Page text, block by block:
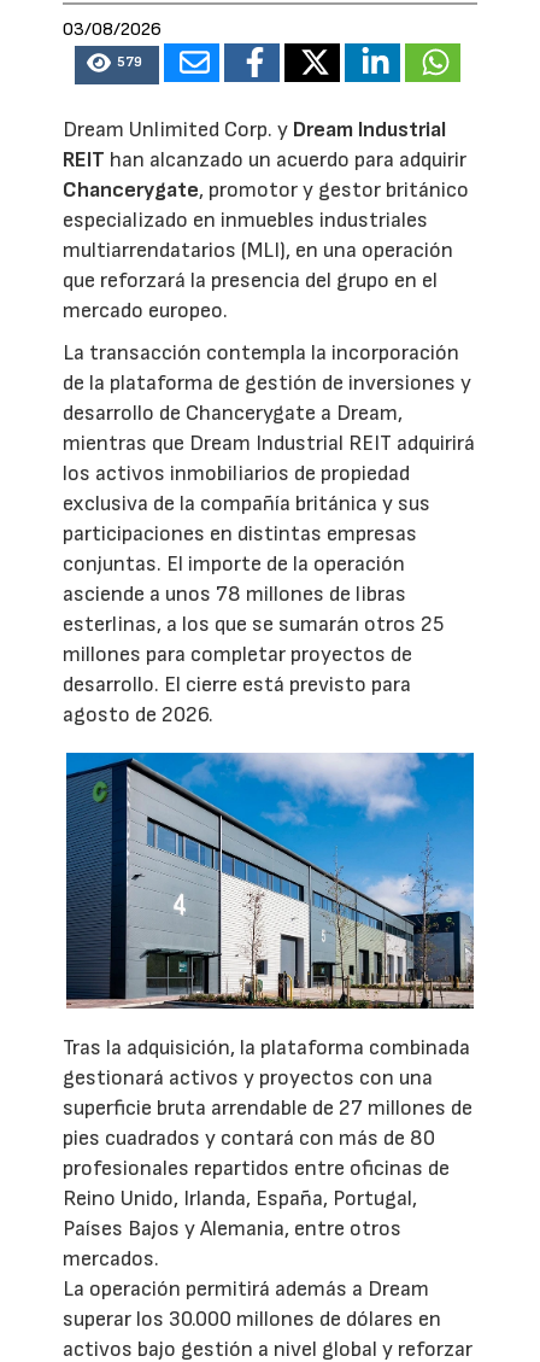
03/08/2026
579
Dream Unlimited Corp. y Dream Industrial
REIT han alcanzado un acuerdo para adquirir
Chancerygate, promotor y gestor británico
especializado en inmuebles industriales
multiarrendatarios (MLI), en una operación
que reforzará la presencia del grupo en el
mercado europeo.
La transacción contempla la incorporación
de la plataforma de gestión de inversiones y
desarrollo de Chancerygate a Dream,
mientras que Dream Industrial REIT adquirirá
los activos inmobiliarios de propiedad
exclusiva de la compañía británica y sus
participaciones en distintas empresas
conjuntas. El importe de la operación
asciende a unos 78 millones de libras
esterlinas, a los que se sumarán otros 25
millones para completar proyectos de
desarrollo. El cierre está previsto para
agosto de 2026.
Tras la adquisición, la plataforma combinada
gestionará activos y proyectos con una
superficie bruta arrendable de 27 millones de
pies cuadrados y contará con más de 80
profesionales repartidos entre oficinas de
Reino Unido, Irlanda, España, Portugal,
Países Bajos y Alemania, entre otros
mercados.
La operación permitirá además a Dream
superar los 30.000 millones de dólares en
activos bajo gestión a nivel global y reforzar